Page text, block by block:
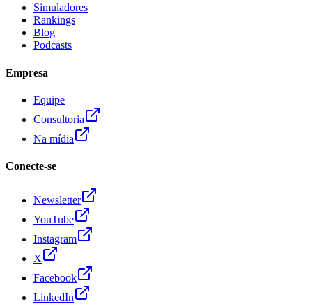
Simuladores
Rankings
Blog
Podcasts
Empresa
Equipe
Consultoria
Na mídia
Conecte-se
Newsletter
YouTube
Instagram
X
Facebook
LinkedIn